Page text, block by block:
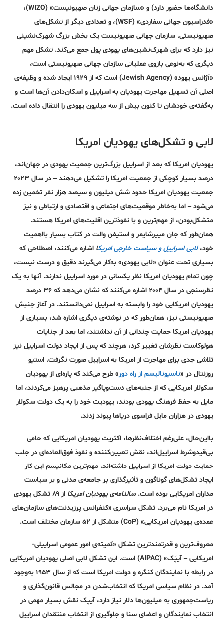
دانشگاه‌ها حضور دارد) و «سازمان جهانی زنان صهیونیست» (WIZO)،
«فدراسیون جهانی سفاردی» (WSF)، و تعدادی دیگر از تشکل‌های
صهیونیستی. سازمان جهانی صهیونیست یک بخش بزرگ شهرک‌نشینی
نیز دارد که برای شهرک‌نشین‌های یهودی پول جمع می‌کند. تشکل مهم
دیگری که به‌نوعی بازوی عملیاتی سازمان جهانی صهیونیستی است،
«آژانس یهود» (Jewish Agency) است که از ۱۹۲۹ ایجاد شده و وظیفه‌ی
اصلی آن تسهیل مهاجرت یهودیان به اسراییل و اسکان‌دادن آن‌ها است و
به‌گفته‌ی خودشان تا کنون بیش از سه میلیون یهودی را انتقال داده است.
لابی و تشکل‌های یهودیان امریکا
یهودیان امریکا که بعد از اسراییل بزرگ‌ترین جمعیت یهودی در جهان‌اند،
درصد بسیار کوچکی از جمعیت امریکا را تشکیل می‌دهند – در سال ۲۰۲۳
جمعیت یهودیان امریکا حدود شش میلیون و سیصد هزار نفر تخمین زده
می‌شود – اما به‌خاطر موقعیت‌های اجتماعی و اقتصادی و ارتباطی و نیز
متشکل‌بودن، از مهم‌ترین و با نفوذ‌ترین اقلیت‌های امریکا هستند.
همان‌طور که جان مییرشایمر و استیفن والت در کتاب بسیار با‌اهمیت
خود،لابی اسراییل و سیاست خارجی امریکا اشاره می‌کنند، اصطلاحی که
بسیاری تحت عنوان «لابی یهودی» به‌کار می‌گیرند دقیق و درست نیست،
چون تمام یهودیان امریکا نظر یکسانی در مورد اسراییل ندارند. آنها به یک
نظرسنجی در سال ۲۰۰۴ اشاره می‌کنند که نشان می‌دهد که ۳۶ درصد
یهودیان امریکایی خود را وابسته به اسراییل نمی‌دانستند. در آغاز جنبش
صهیونیستی نیز، همان‌طور که در نوشته‌ی دیگری اشاره شد، بسیاری از
یهودیان امریکا حمایت چندانی از آن نداشتند، اما بعد از جنایات
هولوکاست نظرشان تغییر کرد، هر‌چند که پس از ایجاد دولت اسراییل نیز
تلاشی جدی برای مهاجرت از امریکا به اسراییل صورت نگرفت. استیو
روزنتال در «ناسیونالیسم از راه دور» طرح می‌کند که پاره‌ای از یهودیان
سکولار امریکایی که از جنبه‌های دست‌و‌پاگیر مذهبی پرهیز می‌کردند، اما
مایل به حفظ فرهنگ یهودی بودند، یهودیت خود را به یک دولت سکولار
یهودی در هزاران مایل فراسوی دریا‌ها پیوند زدند.
بااین‌حال، علی‌رغم اختلاف‌نظر‌ها، اکثریت یهودیان امریکایی که حامی
بی‌قیدوشرط اسراییل‌اند، نقش تعیین‌کننده و نفوذ فوق‌العاده‌ای در جلب
حمایت دولت امریکا از اسراییل داشته‌اند. مهم‌ترین مکانیسم این کار
ایجاد تشکل‌های گوناگون و تأثیرگذاری بر جامعه‌ی مدنی و بر سیاست
مداران امریکایی بوده است.سالنامه‌ی یهودیان امریکا
از ۸۹ تشکل یهودی
در امریکا نام می‌برد. تشکل سراسری «کنفرانس‌ پرزیدنت‌های سازمان‌های
عمده‌ی یهودیان امریکایی» (CoP) متشکل از ۵۲ سازمان مختلف است.
معروف‌ترین و قدرتمند‌ترین تشکل «کمیته‌ی امور عمومی اسراییلی-
امریکایی – آیپَک» (AIPAC) است. این تشکل لابی اصلی یهودیان امریکایی
در رابطه با نمایندگان کنگره و دولت امریکا است که از سال ۱۹۵۳ به‌وجود
آمد. در نظام سیاسی امریکا که انتخاب‌شدن در مجالس قانون‌گذاری و
ریاست‌جمهوری به میلیون‌ها دلار نیاز دارد، آیپک نقش بسیار مهمی در
انتخاب نمایندگان و اعضای سنا و جلوگیری از انتخاب منتقدان اسراییل